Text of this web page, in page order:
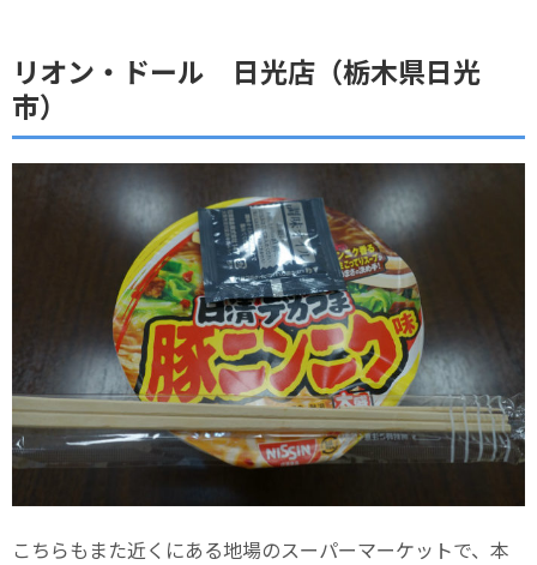
リオン・ドール 日光店（栃木県日光
市）
こちらもまた近くにある地場のスーパーマーケットで、本